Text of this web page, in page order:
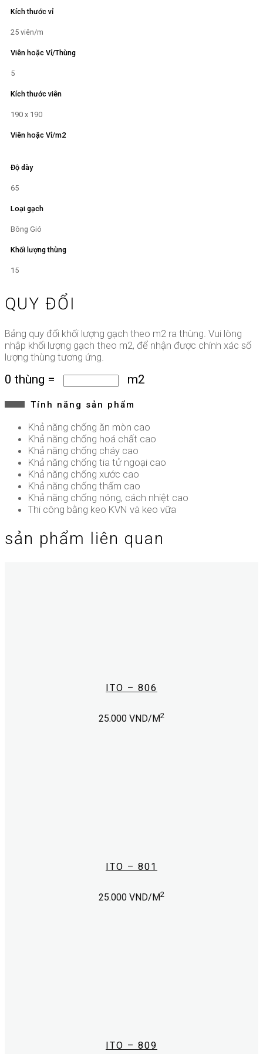
Kích thước vỉ
25 viên/m
Viên hoặc Vỉ/Thùng
5
Kích thước viên
190 x 190
Viên hoặc Vỉ/m2
Độ dày
65
Loại gạch
Bông Gió
Khối lượng thùng
15
QUY ĐỔI
Bảng quy đổi khối lượng gạch theo m2 ra thùng. Vui lòng
nhập khối lượng gạch theo m2, để nhận được chính xác số
lượng thùng tương ứng.
0 thùng = m2
Tính năng sản phẩm
Khả năng chống ăn mòn cao
Khả năng chống hoá chất cao
Khả năng chống cháy cao
Khả năng chống tia tử ngoại cao
Khả năng chống xước cao
Khả năng chống thấm cao
Khả năng chống nóng, cách nhiệt cao
Thi công bằng keo KVN và keo vữa
sản phẩm liên quan
ITO – 806
25.000 VND/M2
ITO – 801
25.000 VND/M2
ITO – 809